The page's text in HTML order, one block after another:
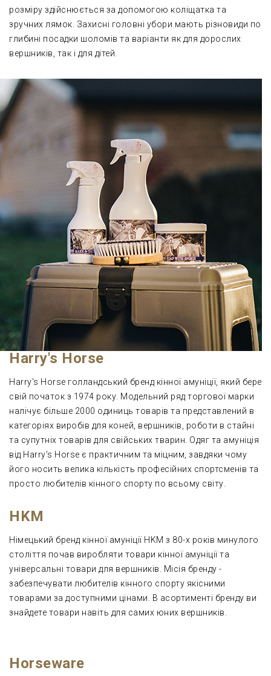
розміру здійснюється за допомогою коліщатка та
зручних лямок. Захисні головні убори мають різновиди по
глибині посадки шоломів та варіанти як для дорослих
вершників, так і для дітей.
Harry's Horse
Harry's Horse голландський бренд кінної амуніції, який бере
свій початок з 1974 року. Модельний ряд торгової марки
налічує більше 2000 одиниць товарів та представлений в
категоріях виробів для коней, вершників, роботи в стайні
та супутніх товарів для свійських тварин. Одяг та амуніція
від Harry's Horse є практичним та міцним, завдяки чому
його носить велика кількість професійних спортсменів та
просто любителів кінного спорту по всьому світу.
HKM
Німецький бренд кінної амуніції HKM з 80-х років минулого
століття почав виробляти товари кінної амуніції та
універсальні товари для вершників. Місія бренду -
забезпечувати любителів кінного спорту якісними
товарами за доступними цінами. В асортименті бренду ви
знайдете товари навіть для самих юних вершників.
Horseware